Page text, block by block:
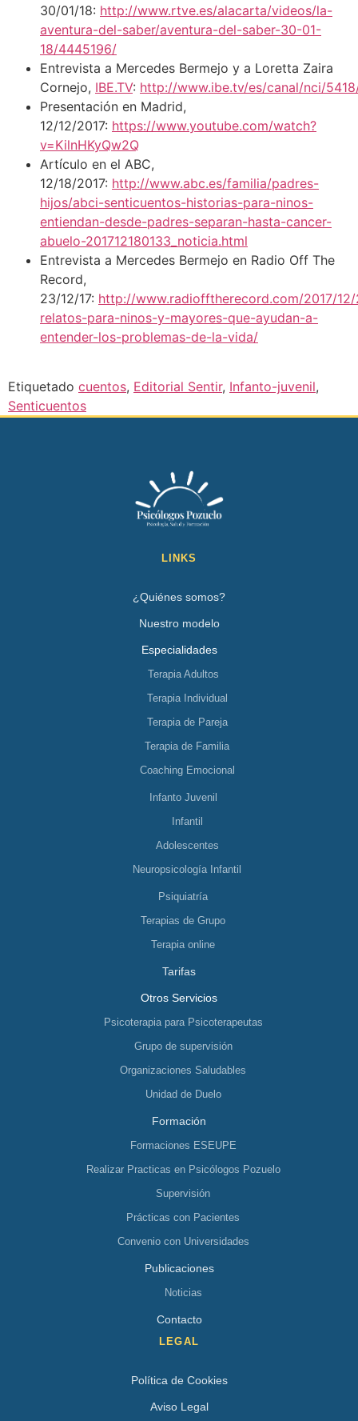
30/01/18: http://www.rtve.es/alacarta/videos/la-
aventura-del-saber/aventura-del-saber-30-01-
18/4445196/
Entrevista a Mercedes Bermejo y a Loretta Zaira
Cornejo, IBE.TV: http://www.ibe.tv/es/canal/nci/
Presentación en Madrid,
12/12/2017: https://www.youtube.com/watch?
v=KilnHKyQw2Q
Artículo en el ABC,
12/18/2017: http://www.abc.es/familia/padres-
hijos/abci-senticuentos-historias-para-ninos-
entiendan-desde-padres-separan-hasta-cancer-
abuelo-201712180133_noticia.html
Entrevista a Mercedes Bermejo en Radio Off The
Record,
23/12/17: http://www.radiofftherecord.com/2017/
relatos-para-ninos-y-mayores-que-ayudan-a-
entender-los-problemas-de-la-vida/
Etiquetado cuentos, Editorial Sentir, Infanto-juvenil,
Senticuentos
LINKS
¿Quiénes somos?
Nuestro modelo
Especialidades
Terapia Adultos
Terapia Individual
Terapia de Pareja
Terapia de Familia
Coaching Emocional
Infanto Juvenil
Infantil
Adolescentes
Neuropsicología Infantil
Psiquiatría
Terapias de Grupo
Terapia online
Tarifas
Otros Servicios
Psicoterapia para Psicoterapeutas
Grupo de supervisión
Organizaciones Saludables
Unidad de Duelo
Formación
Formaciones ESEUPE
Realizar Practicas en Psicólogos Pozuelo
Supervisión
Prácticas con Pacientes
Convenio con Universidades
Publicaciones
Noticias
Contacto
LEGAL
Política de Cookies
Aviso Legal